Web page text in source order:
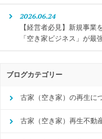
2026.06.24
【経営者必見】新規事
「空き家ビジネス」が最
ブログカテゴリー
古家（空き家）の再生に
古家（空き家）再生不動